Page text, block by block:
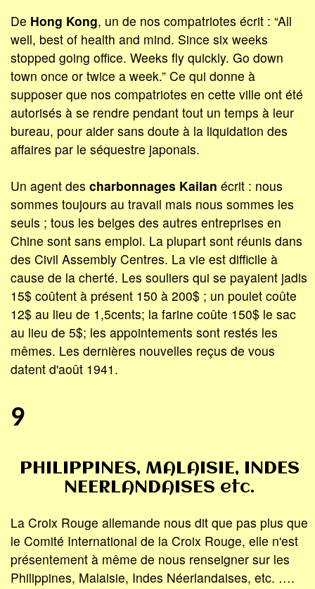
De Hong Kong, un de nos compatriotes écrit : “All
well, best of health and mind. Since six weeks
stopped going office. Weeks fly quickly. Go down
town once or twice a week.” Ce qui donne à
supposer que nos compatriotes en cette ville ont été
autorisés à se rendre pendant tout un temps à leur
bureau, pour aider sans doute à la liquidation des
affaires par le séquestre japonais.
Un agent des charbonnages Kailan écrit : nous
sommes toujours au travail mais nous sommes les
seuls ; tous les belges des autres entreprises en
Chine sont sans emploi. La plupart sont réunis dans
des Civil Assembly Centres. La vie est difficile à
cause de la cherté. Les souliers qui se payaient jadis
15$ coûtent à présent 150 à 200$ ; un poulet coûte
12$ au lieu de 1,5cents; la farine coûte 150$ le sac
au lieu de 5$; les appointements sont restés les
mêmes. Les dernières nouvelles reçus de vous
datent d'août 1941.
9
PHILIPPINES, MALAISIE, INDES
NEERLANDAISES etc.
La Croix Rouge allemande nous dit que pas plus que
le Comité International de la Croix Rouge, elle n'est
présentement à même de nous renseigner sur les
Philippines, Malaisie, Indes Néerlandaises, etc. ….